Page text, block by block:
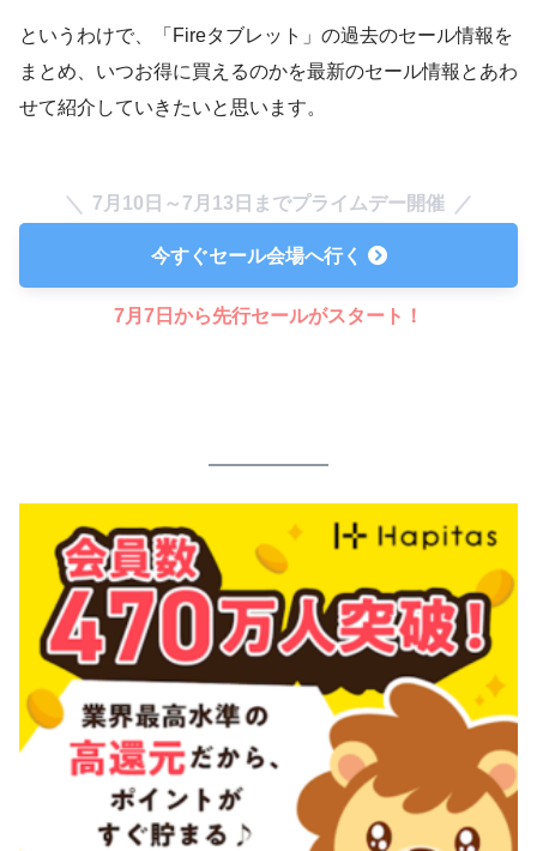
というわけで、「Fireタブレット」の過去のセール情報を
まとめ、いつお得に買えるのかを最新のセール情報とあわ
せて紹介していきたいと思います。
7月10日～7月13日までプライムデー開催
今すぐセール会場へ行く
7月7日から先行セールがスタート！